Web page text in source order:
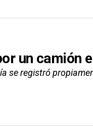
un camión
se registró